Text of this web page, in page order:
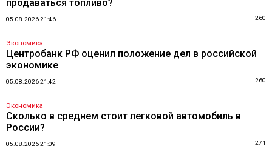
продаваться топливо?
05.08.2026 21:46 260
Экономика
Центробанк РФ оценил положение дел в российской
экономике
05.08.2026 21:42 260
Экономика
Сколько в среднем стоит легковой автомобиль в
России?
05.08.2026 21:09 271